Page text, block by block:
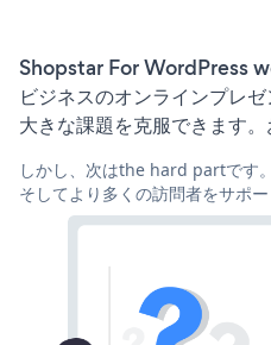
Shopstar For WordPress
ビジネスのオンラインプレ
大きな課題を克服できます。
しかし、次はthe hard partです
そしてより多くの訪問者をサポ